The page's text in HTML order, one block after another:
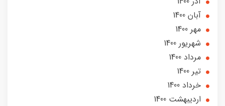
آبان 1400
مهر 1400
شهریور 1400
مرداد 1400
تير 1400
خرداد 1400
ارديبهشت 1400